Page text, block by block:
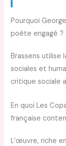
Pourquoi
poète engagé ?
Brassens utilise
sociales et
critique sociale
En quoi Les
française
L’œuvre, riche